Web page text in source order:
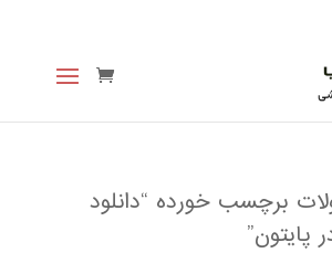
برچسب خورده “دانلود
پایتون”